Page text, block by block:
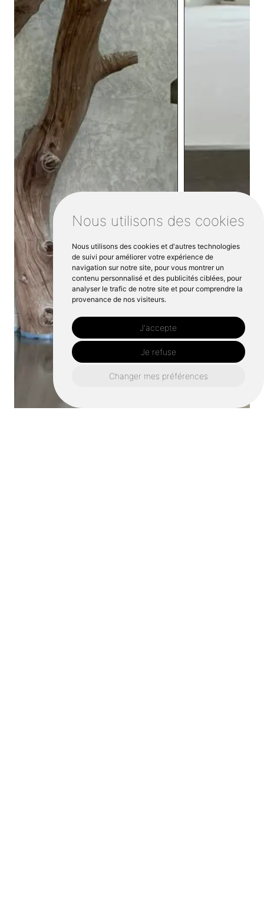
Nous utilisons des cookies
Nous utilisons des cookies et d'autres technologies
de suivi pour améliorer votre expérience de
navigation sur notre site, pour vous montrer un
contenu personnalisé et des publicités ciblées, pour
analyser le trafic de notre site et pour comprendre la
provenance de nos visiteurs.
J'accepte
Je refuse
Changer mes préférences